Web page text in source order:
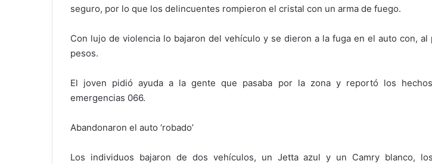
seguro, por lo que los delincuentes rompieron el cristal con un arma de fuego.
Con lujo de violencia lo bajaron del vehículo y se dieron a la fuga en el auto con, al
pesos.
El joven pidió ayuda a la gente que pasaba por la zona y reportó los
emergencias 066.
Abandonaron el auto ‘robado’
Los individuos bajaron de dos vehículos, un Jetta azul y un Camry blanco,